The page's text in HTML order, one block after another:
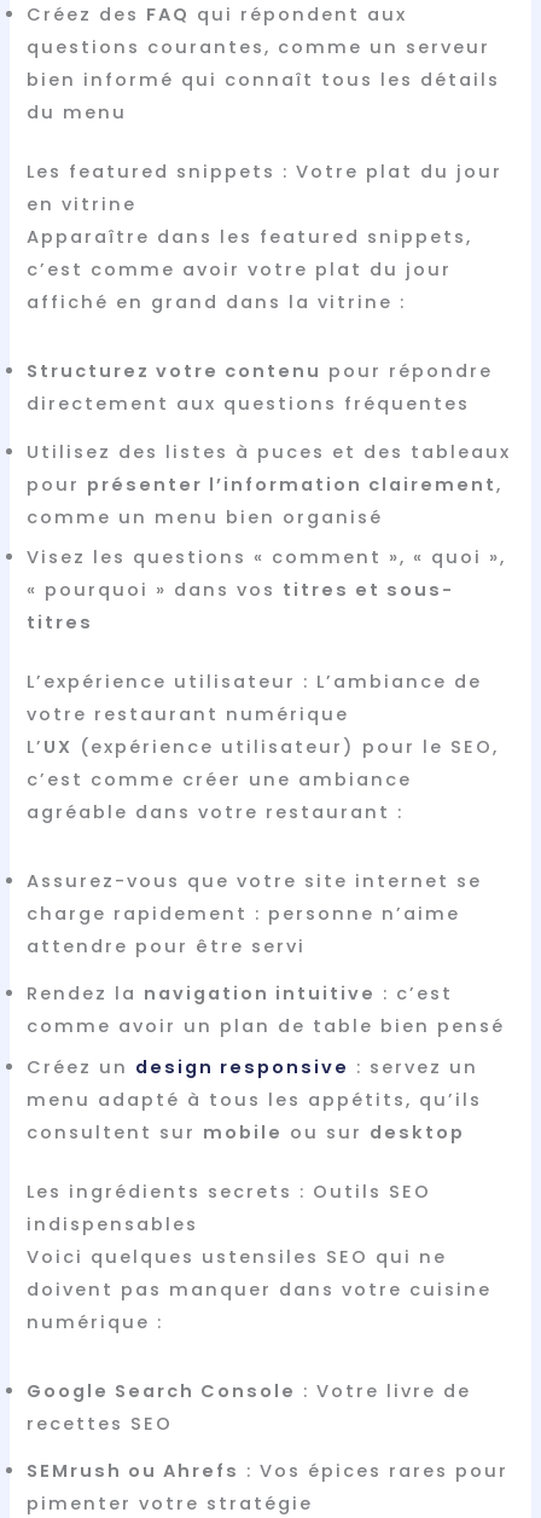
Créez des FAQ qui répondent aux
questions courantes, comme un serveur
bien informé qui connaît tous les détails
du menu
Les featured snippets : Votre plat du jour
en vitrine
Apparaître dans les featured snippets,
c’est comme avoir votre plat du jour
affiché en grand dans la vitrine :
Structurez votre contenu pour répondre
directement aux questions fréquentes
Utilisez des listes à puces et des tableaux
pour présenter l’information clairement,
comme un menu bien organisé
Visez les questions « comment », « quoi »,
« pourquoi » dans vos titres et sous-
titres
L’expérience utilisateur : L’ambiance de
votre restaurant numérique
L’ UX (expérience utilisateur) pour le SEO,
c’est comme créer une ambiance
agréable dans votre restaurant :
Assurez-vous que votre site internet se
charge rapidement : personne n’aime
attendre pour être servi
Rendez la navigation intuitive : c’est
comme avoir un plan de table bien pensé
Créez un design responsive : servez un
menu adapté à tous les appétits, qu’ils
consultent sur mobile ou sur desktop
Les ingrédients secrets : Outils SEO
indispensables
Voici quelques ustensiles SEO qui ne
doivent pas manquer dans votre cuisine
numérique :
Google Search Console : Votre livre de
recettes SEO
SEMrush ou Ahrefs : Vos épices rares pour
pimenter votre stratégie